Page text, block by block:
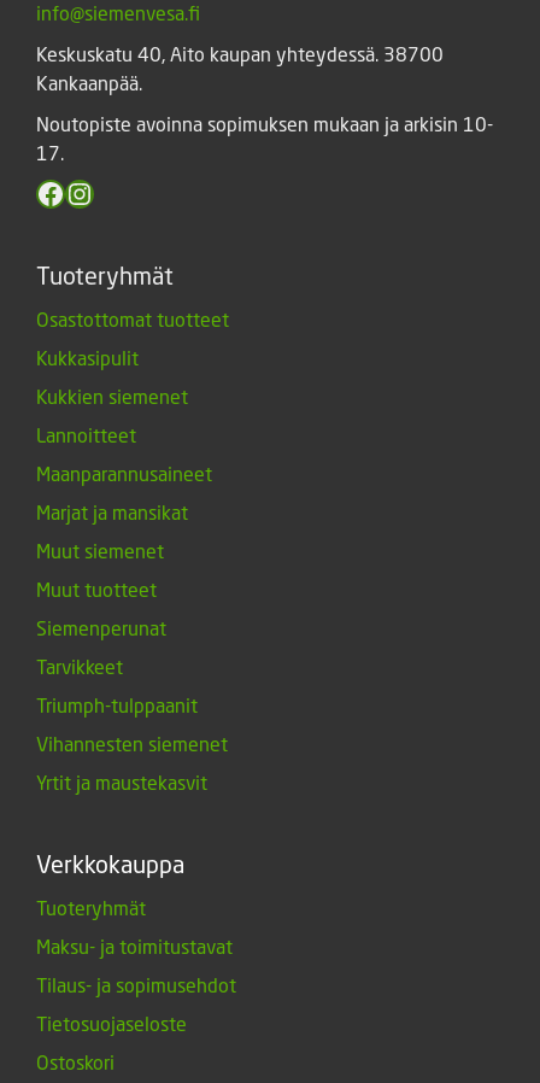
info@siemenvesa.fi
Keskuskatu 40, Aito kaupan yhteydessä. 38700
Kankaanpää.
Noutopiste avoinna sopimuksen mukaan ja arkisin 10-
17.
Facebook
Instagram
Tuoteryhmät
Osastottomat tuotteet
Kukkasipulit
Kukkien siemenet
Lannoitteet
Maanparannusaineet
Marjat ja mansikat
Muut siemenet
Muut tuotteet
Siemenperunat
Tarvikkeet
Triumph-tulppaanit
Vihannesten siemenet
Yrtit ja maustekasvit
Verkkokauppa
Tuoteryhmät
Maksu- ja toimitustavat
Tilaus- ja sopimusehdot
Tietosuojaseloste
Ostoskori